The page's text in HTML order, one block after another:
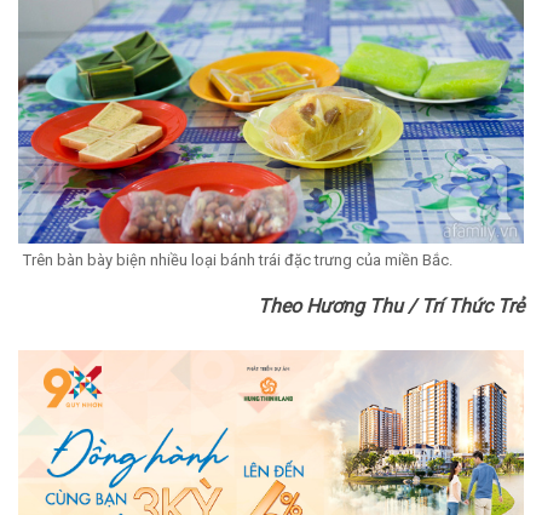
Trên bàn bày biện nhiều loại bánh trái đặc trưng của miền Bắc.
Theo Hương Thu / Trí Thức Trẻ